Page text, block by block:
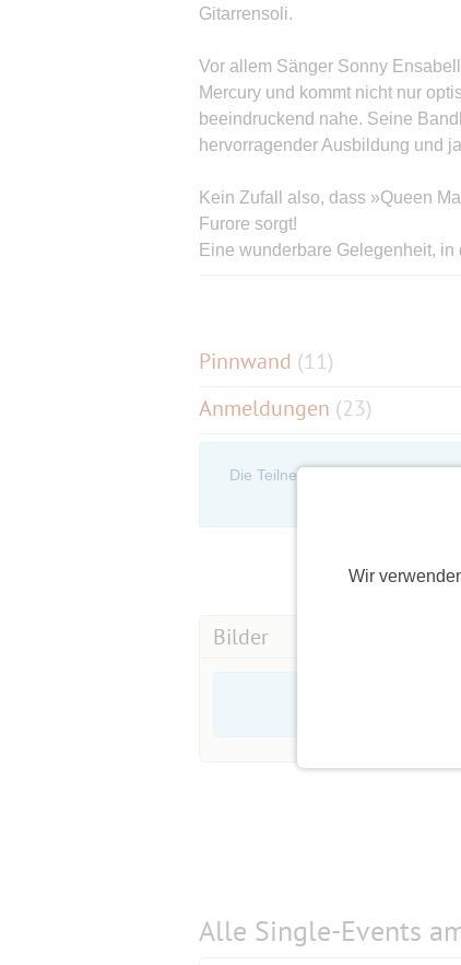
Wir
Gitarrensoli.
Vor allem Sänger Sonny
Mercury und kommt nicht nur
beeindruckend nahe. Seine
hervorragender Ausbildung und
Kein Zufall also, dass »Queen
Furore sorgt!
Eine wunderbare Gelegenheit,
Songs von Queen nicht – sie
Pinnwand (11)
Anmeldungen (23)
Die Teilnehmerliste ist nur für
Bilder
Alle Single-Events